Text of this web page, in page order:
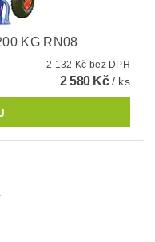
KG RN08
2 132 Kč bez DPH
2 580 Kč/ ks